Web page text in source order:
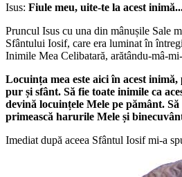
Isus: Fiule meu, uite-te la acest
Pruncul Isus cu una din mânușile Sale
Sfântului Iosif, care era luminat în
Inimile Mea Celibatară, arătându-mâ-
Locuința mea este aici în acest
pur și sfânt. Să fie toate inimile ca
devină locuințele Mele pe pământ. Să
primească harurile Mele și
Imediat după aceea Sfântul Iosif mi-a